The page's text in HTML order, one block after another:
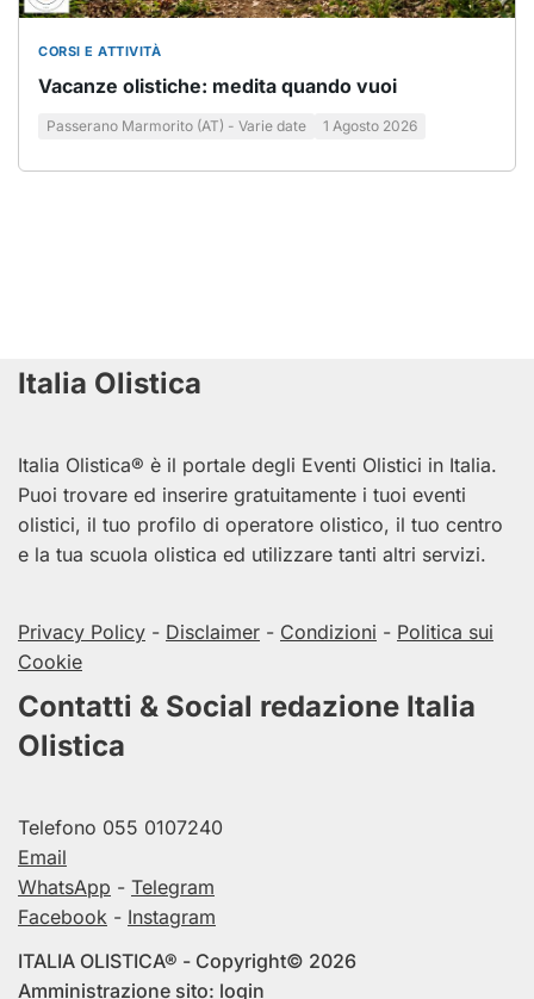
CORSI E ATTIVITÀ
Vacanze olistiche: medita quando vuoi
Passerano Marmorito (AT) - Varie date 1 Agosto 2026
Italia Olistica
Italia Olistica® è il portale degli Eventi Olistici in Italia.
Puoi trovare ed inserire gratuitamente i tuoi eventi
olistici, il tuo profilo di operatore olistico, il tuo centro
e la tua scuola olistica ed utilizzare tanti altri servizi.
Privacy Policy - Disclaimer - Condizioni - Politica sui
Cookie
Contatti & Social redazione Italia
Olistica
Telefono 055 0107240
Email
WhatsApp - Telegram
Facebook - Instagram
ITALIA OLISTICA® - Copyright© 2026
Amministrazione sito: login